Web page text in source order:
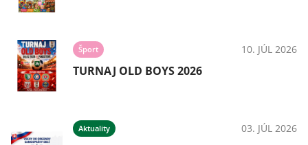
Šport 10. JÚL 2026
TURNAJ OLD BOYS 2026
Aktuality 03. JÚL 2026